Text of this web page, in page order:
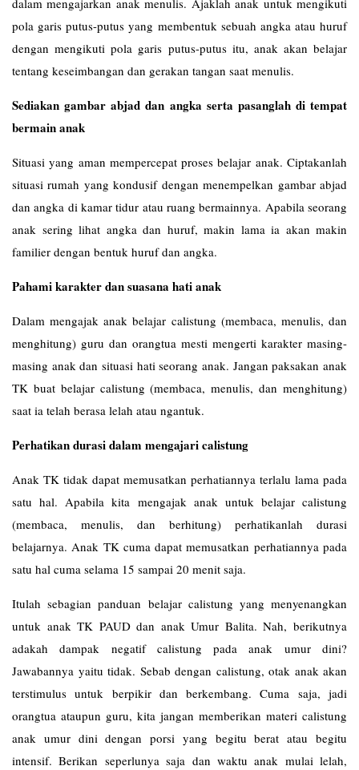
dalam mengajarkan anak menulis. Ajaklah anak untuk mengikuti
pola garis putus-putus yang membentuk sebuah angka atau huruf
dengan mengikuti pola garis putus-putus itu, anak akan belajar
tentang keseimbangan dan gerakan tangan saat menulis.
Sediakan gambar abjad dan angka serta pasanglah di tempat
bermain anak
Situasi yang aman mempercepat proses belajar anak. Ciptakanlah
situasi rumah yang kondusif dengan menempelkan gambar abjad
dan angka di kamar tidur atau ruang bermainnya. Apabila seorang
anak sering lihat angka dan huruf, makin lama ia akan makin
familier dengan bentuk huruf dan angka.
Pahami karakter dan suasana hati anak
Dalam mengajak anak belajar calistung (membaca, menulis, dan
menghitung) guru dan orangtua mesti mengerti karakter masing-
masing anak dan situasi hati seorang anak. Jangan paksakan anak
TK buat belajar calistung (membaca, menulis, dan menghitung)
saat ia telah berasa lelah atau ngantuk.
Perhatikan durasi dalam mengajari calistung
Anak TK tidak dapat memusatkan perhatiannya terlalu lama pada
satu hal. Apabila kita mengajak anak untuk belajar calistung
(membaca, menulis, dan berhitung) perhatikanlah durasi
belajarnya. Anak TK cuma dapat memusatkan perhatiannya pada
satu hal cuma selama 15 sampai 20 menit saja.
Itulah sebagian panduan belajar calistung yang menyenangkan
untuk anak TK PAUD dan anak Umur Balita. Nah, berikutnya
adakah dampak negatif calistung pada anak umur dini?
Jawabannya yaitu tidak. Sebab dengan calistung, otak anak akan
terstimulus untuk berpikir dan berkembang. Cuma saja, jadi
orangtua ataupun guru, kita jangan memberikan materi calistung
anak umur dini dengan porsi yang begitu berat atau begitu
intensif. Berikan seperlunya saja dan waktu anak mulai lelah,